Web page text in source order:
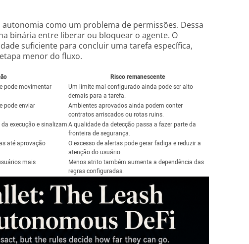
como um problema de permissões. Dessa
binária entre liberar ou bloquear o agente. O
suficiente para concluir uma tarefa específica,
menor do fluxo.
Risco remanescente
pode movimentar
Um limite mal configurado ainda pode ser alto
demais para a tarefa.
pode enviar
Ambientes aprovados ainda podem conter
contratos arriscados ou rotas ruins.
execução e sinalizamA qualidade da detecção passa a fazer parte da
fronteira de segurança.
até aprovação
O excesso de alertas pode gerar fadiga e reduzir a
atenção do usuário.
mais
Menos atrito também aumenta a dependência das
regras configuradas.